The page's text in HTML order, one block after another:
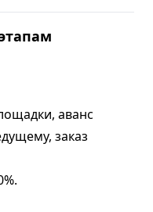
аванс
заказ